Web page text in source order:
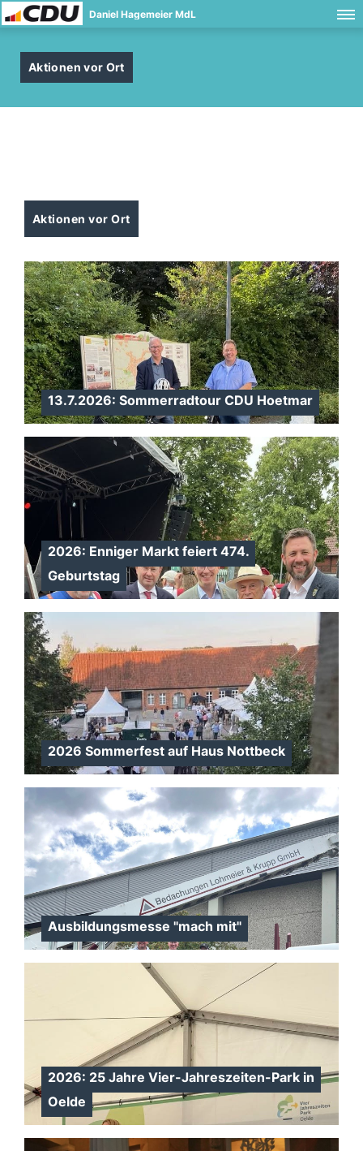
Daniel Hagemeier MdL
Aktionen vor Ort
Aktionen vor Ort
13.7.2026: Sommerradtour CDU Hoetmar
2026: Enniger Markt feiert 474.
Geburtstag
2026 Sommerfest auf Haus Nottbeck
Ausbildungsmesse "mach mit"
2026: 25 Jahre Vier-Jahreszeiten-Park in
Oelde